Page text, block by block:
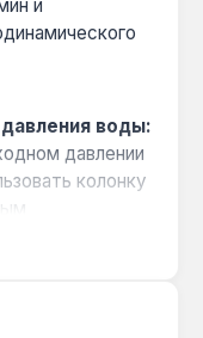
и
воды:
давлении
колонку
или